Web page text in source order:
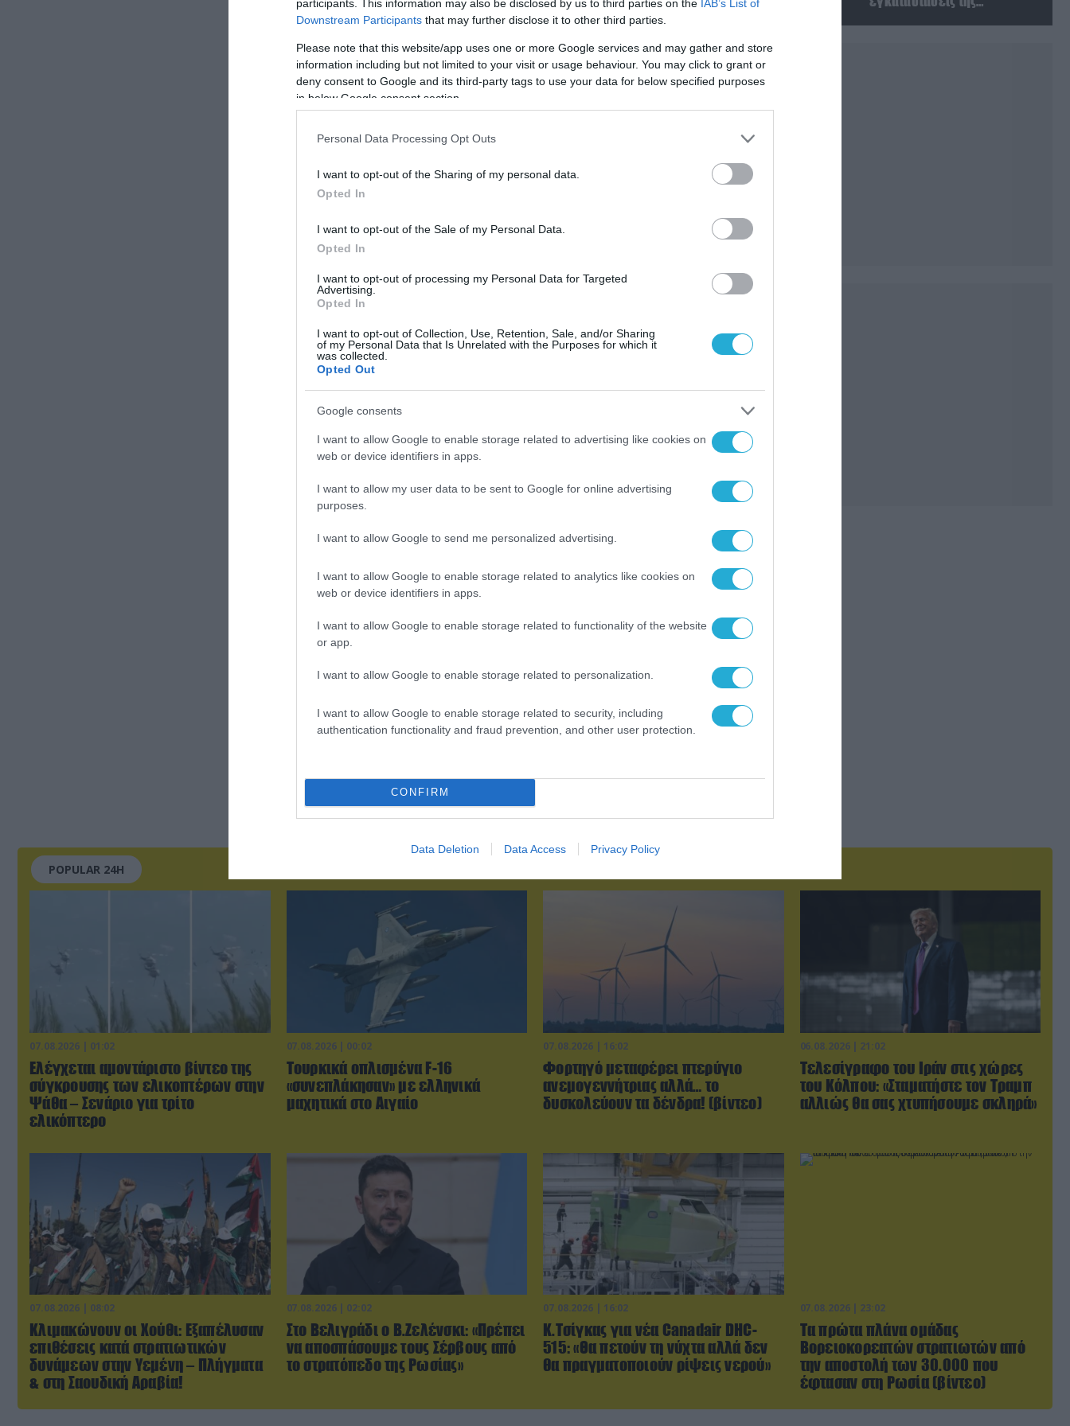
participants. This information may also be disclosed by us to third parties on the IAB’s List of
Downstream Participants that may further disclose it to other third parties.
Please note that this website/app uses one or more Google services and may gather and store
information including but not limited to your visit or usage behaviour. You may click to grant or
deny consent to Google and its third-party tags to use your data for below specified purposes
in below Google consent section.
Personal Data Processing Opt Outs
I want to opt-out of the Sharing of my personal data.
Opted In
I want to opt-out of the Sale of my Personal Data.
Opted In
I want to opt-out of processing my Personal Data for Targeted
Advertising.
Opted In
I want to opt-out of Collection, Use, Retention, Sale, and/or Sharing
of my Personal Data that Is Unrelated with the Purposes for which it
was collected.
Opted Out
Google consents
I want to allow Google to enable storage related to advertising like cookies on
web or device identifiers in apps.
I want to allow my user data to be sent to Google for online advertising
purposes.
I want to allow Google to send me personalized advertising.
I want to allow Google to enable storage related to analytics like cookies on
web or device identifiers in apps.
I want to allow Google to enable storage related to functionality of the website
or app.
I want to allow Google to enable storage related to personalization.
I want to allow Google to enable storage related to security, including
authentication functionality and fraud prevention, and other user protection.
CONFIRM
Data Deletion Data Access Privacy Policy
από τις προσπάθειες των παιδιών.
ΣΧΟΛΙΑΣΤΕ ΤΟ ΑΡΘΡΟ
Κριμαία
POPULAR 24H
07.08.2026 | 01:02
Ελέγχεται αμοντάριστο βίντεο της
σύγκρουσης των ελικοπτέρων στην
Ψάθα – Σενάριο για τρίτο
ελικόπτερο
07.08.2026 | 00:02
Τουρκικά οπλισμένα F-16
«συνεπλάκησαν» με ελληνικά
μαχητικά στο Αιγαίο
07.08.2026 | 16:02
Φορτηγό μεταφέρει πτερύγιο
ανεμογεννήτριας αλλά… το
δυσκολεύουν τα δένδρα! (βίντεο)
06.08.2026 | 21:02
Τελεσίγραφο του Ιράν στις χώρες
του Κόλπου: «Σταματήστε τον Τραμπ
αλλιώς θα σας χτυπήσουμε σκληρά»
07.08.2026 | 08:02
Κλιμακώνουν οι Χούθι: Eξαπέλυσαν
επιθέσεις κατά στρατιωτικών
δυνάμεων στην Υεμένη – Πλήγματα
& στη Σαουδική Αραβία!
07.08.2026 | 02:02
Στο Βελιγράδι ο Β.Ζελένσκι: «Πρέπει
να αποσπάσουμε τους Σέρβους από
το στρατόπεδο της Ρωσίας»
07.08.2026 | 16:02
Κ.Τσίγκας για νέα Canadair DHC-
515: «Θα πετούν τη νύχτα αλλά δεν
θα πραγματοποιούν ρίψεις νερού»
07.08.2026 | 23:02
Τα πρώτα πλάνα ομάδας
Βορειοκορεατών στρατιωτών από
την αποστολή των 30.000 που
έφτασαν στη Ρωσία (βίντεο)